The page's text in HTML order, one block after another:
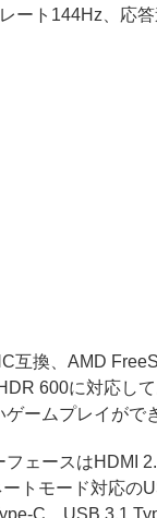
ート144Hz、応
互換、AMD
600に対応し
ームプレイがで
ェースはHDMI
トモード対応の